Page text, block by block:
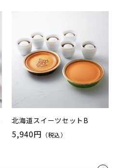
北海道スイーツセットB
5,940円 （税込）